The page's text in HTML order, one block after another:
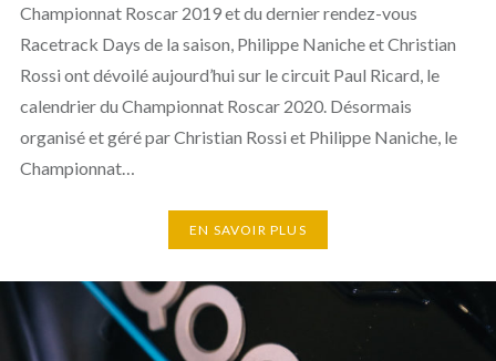
Championnat Roscar 2019 et du dernier rendez-vous
Racetrack Days de la saison, Philippe Naniche et Christian
Rossi ont dévoilé aujourd’hui sur le circuit Paul Ricard, le
calendrier du Championnat Roscar 2020. Désormais
organisé et géré par Christian Rossi et Philippe Naniche, le
Championnat…
EN SAVOIR PLUS